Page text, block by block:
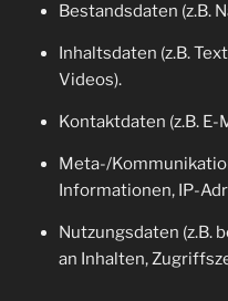
Bestandsdaten (z.B.
Inhaltsdaten (z.B.
Videos).
Kontaktdaten (z.B.
Meta-/
Informationen, IP-
Nutzungsdaten (z.B.
an Inhalten,